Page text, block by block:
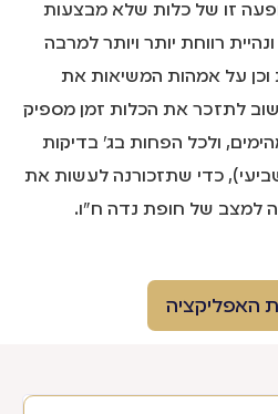
זו של כלות שלא מבצעות
רווחת יותר ויותר למרבה
וכן על אמהות המשיאות את
לתזכר את הכלות זמן מספיק
ולכל הפחות בג' בדיקות
כדי שתזכורנה לעשות את
למצב של חופת נדה ח"ו.
האפליקציה